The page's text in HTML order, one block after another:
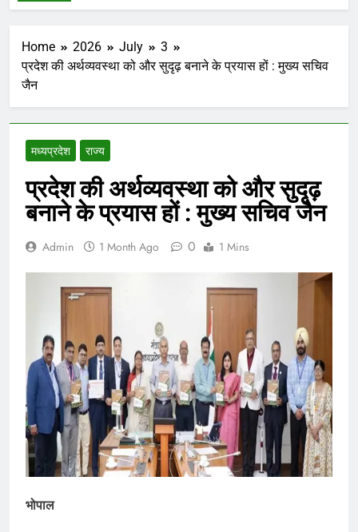
Home 2026 July
3
प्रदेश की अर्थव्यवस्था को और सुदृढ़ बनाने के प्रयास हों : मुख्य सचिव
जैन
मध्‍यप्रदेश राज्य
प्रदेश की अर्थव्यवस्था को और सुदृढ़
बनाने के प्रयास हों : मुख्य सचिव जैन
Admin 1 Month Ago 0 1 Mins
भोपाल